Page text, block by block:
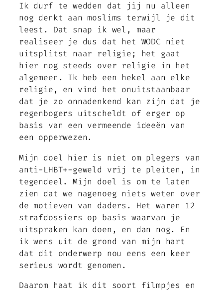
Ik durf te wedden dat jij nu alleen
nog denkt aan moslims terwijl je dit
leest. Dat snap ik wel, maar
realiseer je dus dat het WODC niet
uitsplitst naar religie; het gaat
hier nog steeds over religie in het
algemeen. Ik heb een hekel aan elke
religie, en vind het onuitstaanbaar
dat je zo onnadenkend kan zijn dat je
regenbogers uitscheldt of erger op
basis van een vermeende ideeën van
een opperwezen.
Mijn doel hier is niet om plegers van
anti-LHBT+-geweld vrij te pleiten, in
tegendeel. Mijn doel is om te laten
zien dat we nagenoeg niets weten over
de motieven van daders. Het waren 12
strafdossiers op basis waarvan je
uitspraken kan doen, en dan nog. En
ik wens uit de grond van mijn hart
dat dit onderwerp nou eens een keer
serieus wordt genomen.
Daarom haat ik dit soort filmpjes en